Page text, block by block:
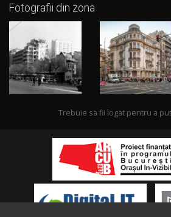
Fotografii din zona
Trebuie sa fii logat pentru a